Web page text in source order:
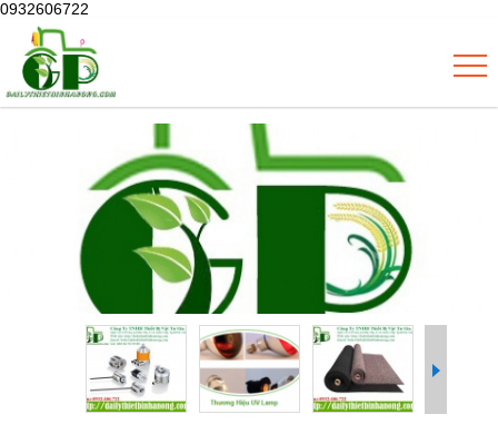
0932606722